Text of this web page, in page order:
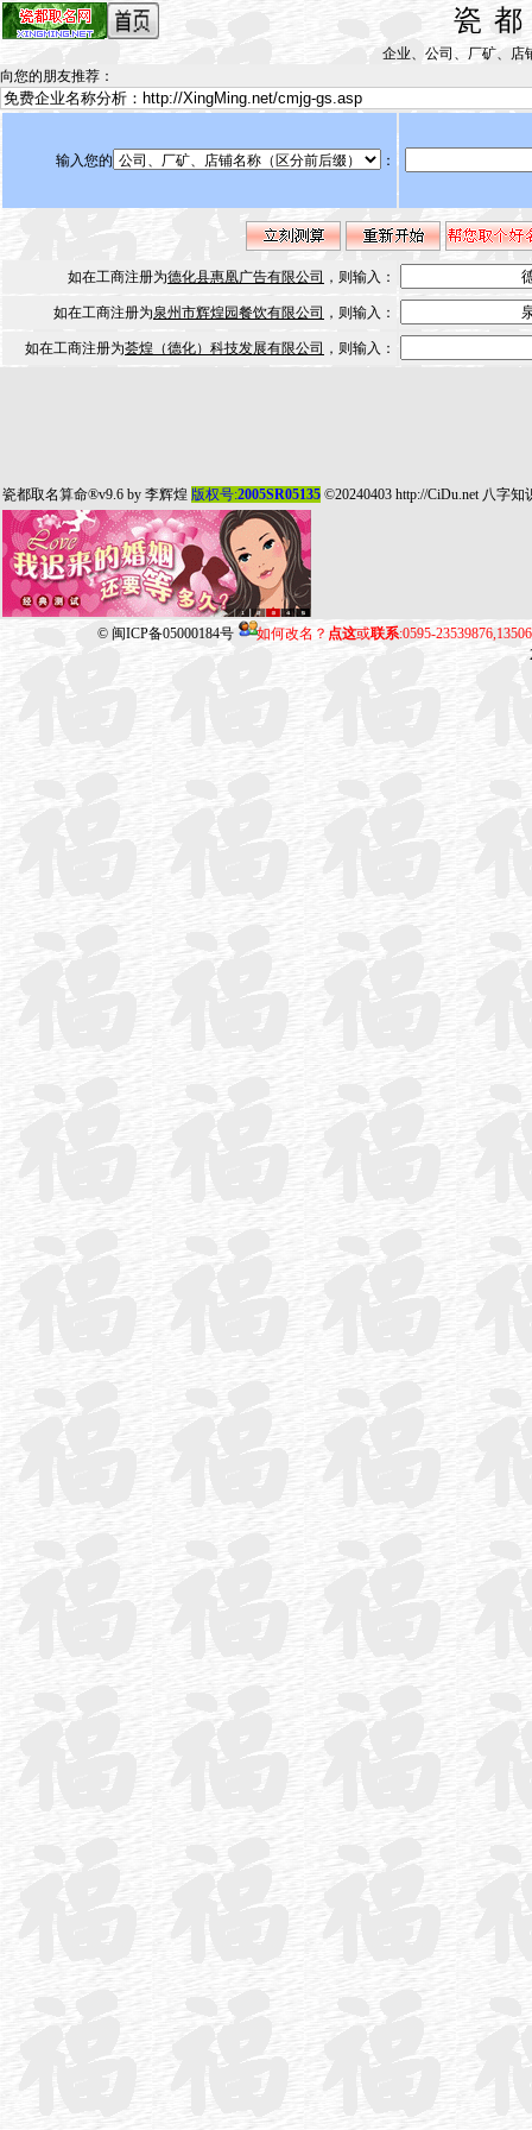
瓷
企业、公司、厂矿、店
向您的朋友推荐 ：
输入您的 ：
如在工商注册为德化县惠凰广告有限公司 ，则输入：
如在工商注册为泉州市辉煌园餐饮有限公司 ，则输入：
如在工商注册为荟煌（德化）科技发展有限公司 ，则输入：
瓷都取名算命®v9.6 by 李辉煌 版权号:2005SR05135 ©20240403 http://CiDu.net 八字知
© 闽ICP备05000184号 如何改名？ 点这或联系:0595-